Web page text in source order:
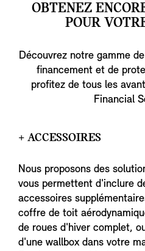
OBTENEZ
POUR
Découvrez notre gamme
financement et de
profitez de tous les
Financial
+ ACCESSOIRES
Nous proposons des
vous permettent d'inclure
accessoires
coffre de toit
de roues d'hiver complet,
d'une wallbox dans votre